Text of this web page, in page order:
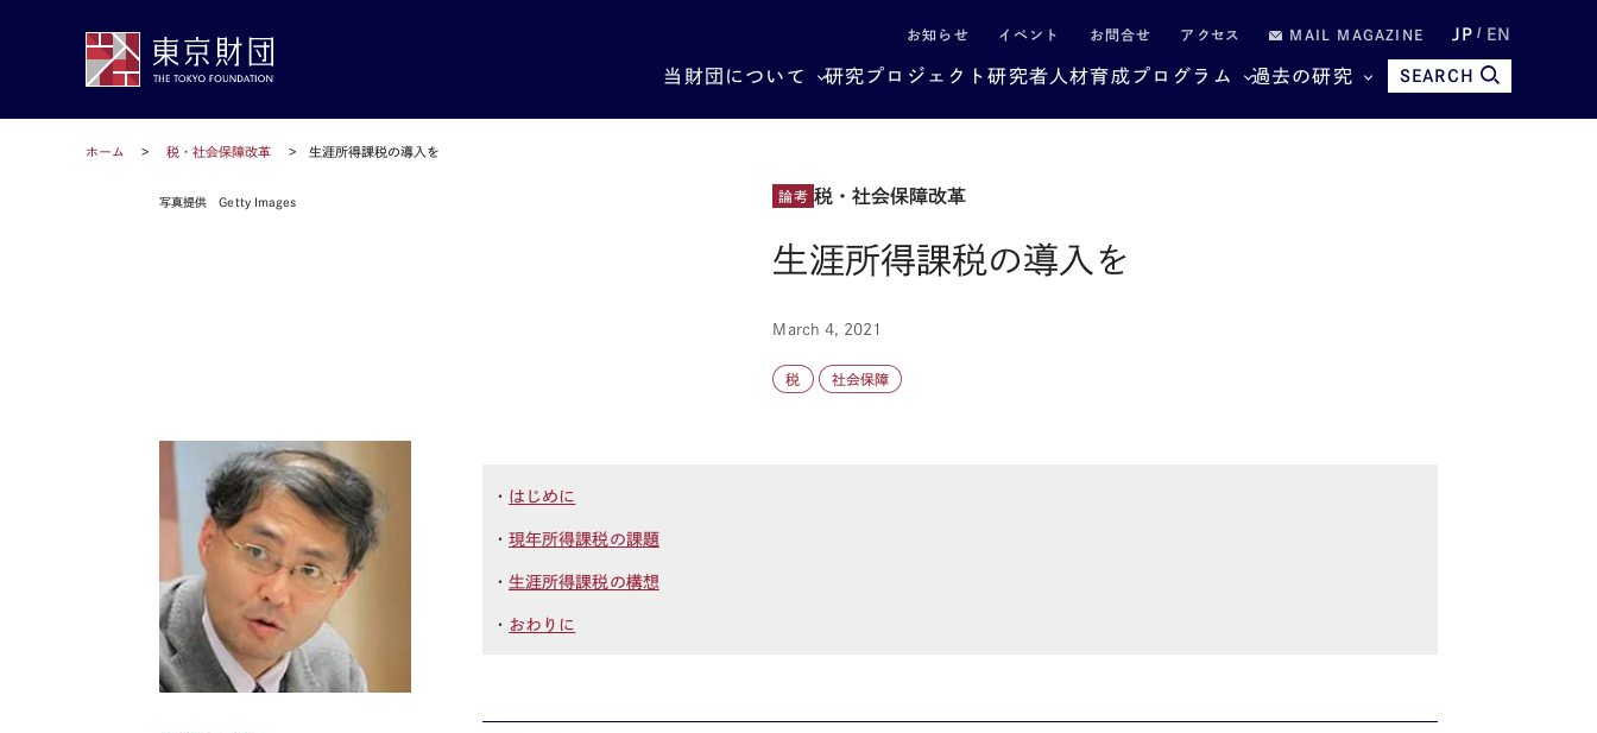
お知らせ イベント お問合せ アクセス MAIL MAGAZINE JP EN
当財団について 研究プロジェクト研究者 人材育成プログラム 過去の研究 SEARCH
ホーム 税・社会保障改革 生涯所得課税の導入を
写真提供 Getty Images 論考 税・社会保障改革
生涯所得課税の導入を
March 4, 2021
税 社会保障
・ はじめに
・現年所得課税の課題
・生涯所得課税の構想
・ おわりに